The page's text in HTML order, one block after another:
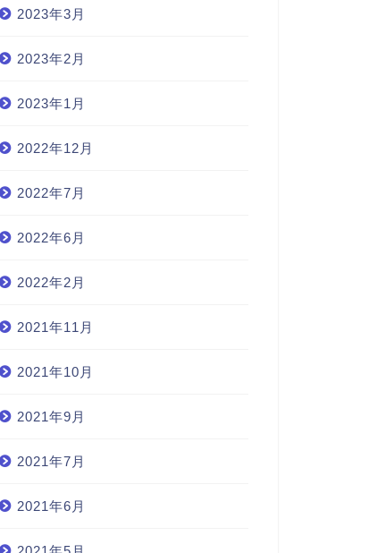
2023年3月
2023年2月
2023年1月
2022年12月
2022年7月
2022年6月
2022年2月
2021年11月
2021年10月
2021年9月
2021年7月
2021年6月